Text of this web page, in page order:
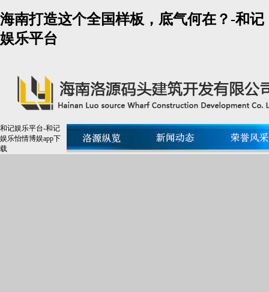
海南打造这个全国样板，底气何在？-和记
娱乐平台
和记娱乐平台-和记
娱乐怡情博娱app下
载